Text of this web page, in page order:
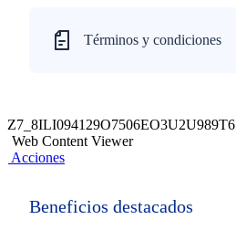
Términos y condiciones
Z7_8ILI094129O7506EO3U2U989T6
Web Content Viewer
Acciones
Beneficios destacados